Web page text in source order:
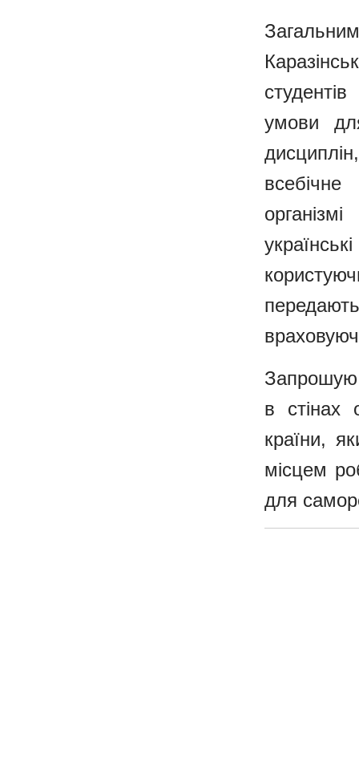
умови
Запрошую
в стінах
країни,
місцем
для